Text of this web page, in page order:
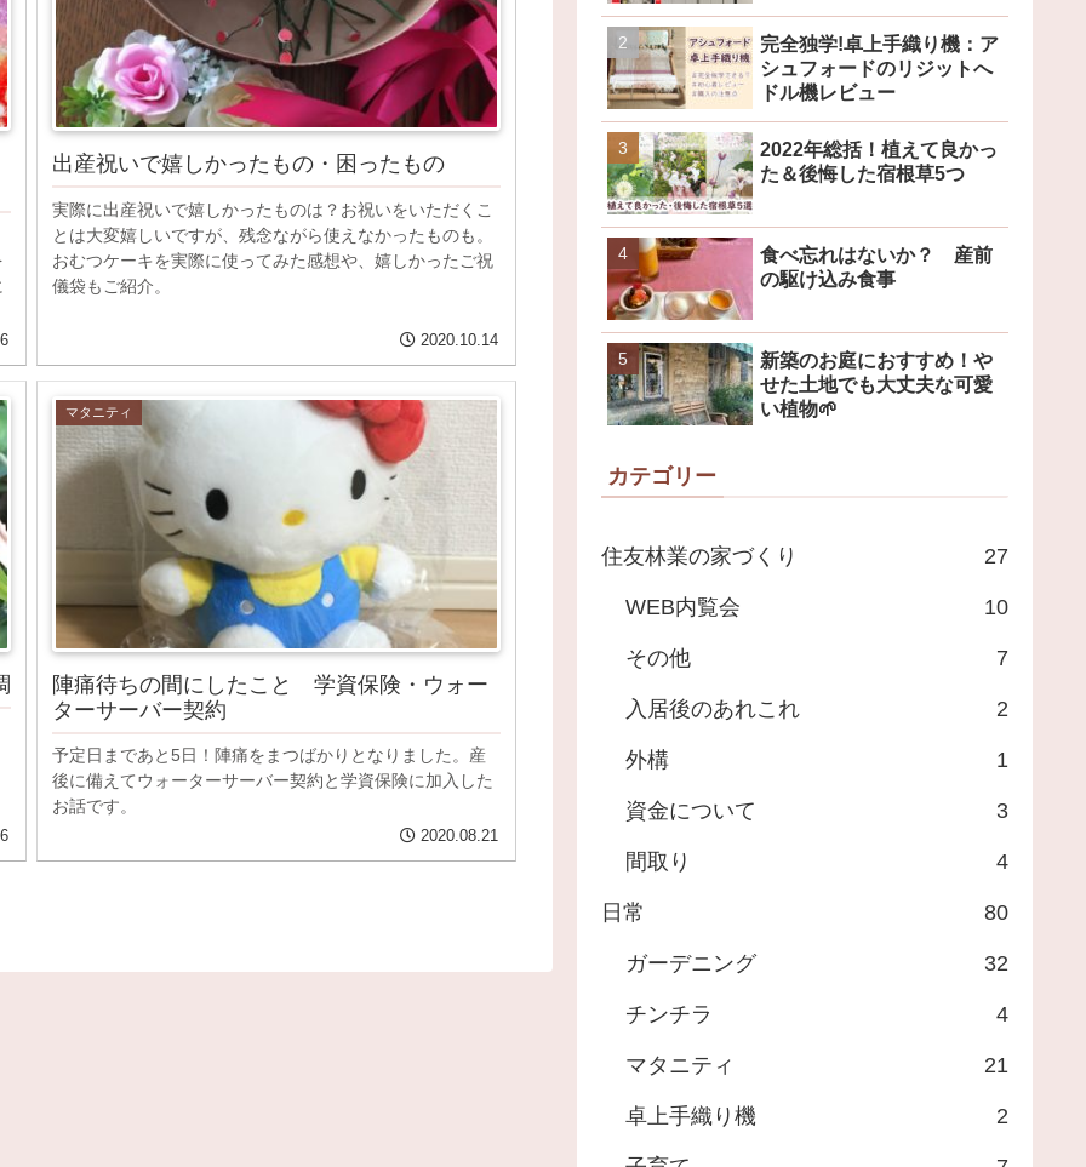
出産祝いで嬉しかったもの・困ったもの
実際に出産祝いで嬉しかったものは？お祝いをいただくこ
とは大変嬉しいですが、残念ながら使えなかったものも。
おむつケーキを実際に使ってみた感想や、嬉しかったご祝
儀袋もご紹介。
2020.10.14
マタニティ
陣痛待ちの間にしたこと 学資保険・ウォー
ターサーバー契約
予定日まであと5日！陣痛をまつばかりとなりました。産
後に備えてウォーターサーバー契約と学資保険に加入した
お話です。
2020.08.21
完全独学!卓上手織り機：ア
シュフォードのリジットへ
ドル機レビュー
2022年総括！植えて良かっ
た＆後悔した宿根草5つ
食べ忘れはないか？ 産前
の駆け込み食事
新築のお庭におすすめ！や
せた土地でも大丈夫な可愛
い植物🌱
カテゴリー
住友林業の家づくり 27
WEB内覧会 10
その他 7
入居後のあれこれ 2
外構 1
資金について 3
間取り 4
日常 80
ガーデニング 32
チンチラ 4
マタニティ 21
卓上手織り機 2